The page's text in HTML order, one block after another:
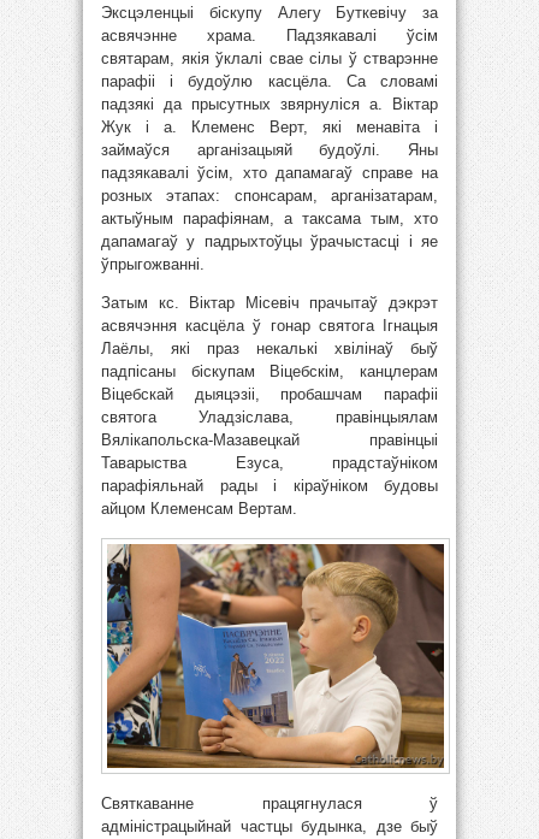
Эксцэленцыі біскупу Алегу Буткевічу за
асвячэнне храма. Падзякавалі ўсім
святарам, якія ўклалі свае сілы ў стварэнне
парафіі і будоўлю касцёла. Са словамі
падзякі да прысутных звярнуліся а. Віктар
Жук і а. Клеменс Верт, які менавіта і
займаўся арганізацыяй будоўлі. Яны
падзякавалі ўсім, хто дапамагаў справе на
розных этапах: спонсарам, арганізатарам,
актыўным парафіянам, а таксама тым, хто
дапамагаў у падрыхтоўцы ўрачыстасці і яе
ўпрыгожванні.
Затым кс. Віктар Місевіч прачытаў дэкрэт
асвячэння касцёла ў гонар святога Ігнацыя
Лаёлы, які праз некалькі хвілінаў быў
падпісаны біскупам Віцебскім, канцлерам
Віцебскай дыяцэзіі, пробашчам парафіі
святога Уладзіслава, правінцыялам
Вялікапольска-Мазавецкай правінцыі
Таварыства Езуса, прадстаўніком
парафіяльнай рады і кіраўніком будовы
айцом Клеменсам Вертам.
Святкаванне працягнулася ў
адміністрацыйнай частцы будынка, дзе быў